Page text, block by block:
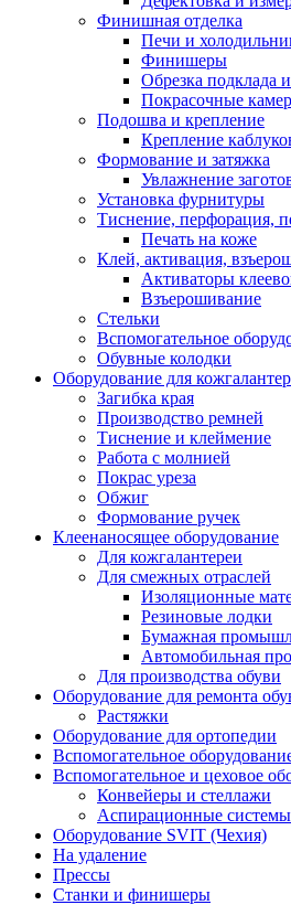
Финишная отделка
Печи и
Финишеры
Обрезка подклада
Покрасочные
Подошва и крепление
Крепление
Формование и затяжка
Увлажнение
Установка фурнитуры
Тиснение, перфорация,
Печать на коже
Клей, активация,
Активаторы
Взъерошивание
Стельки
Вспомогательное
Обувные колодки
Оборудование для
Загибка края
Производство ремней
Тиснение и клеймение
Работа с молнией
Покрас уреза
Обжиг
Формование ручек
Клеенаносящее оборудование
Для кожгалантереи
Для смежных отраслей
Изоляционные
Резиновые лодки
Бумажная
Автомобильная
Для производства обуви
Оборудование для ремонта
Растяжки
Оборудование для ортопедии
Вспомогательное
Вспомогательное и цеховое
Конвейеры и стеллажи
Аспирационные системы
Оборудование SVIT (Чехия)
На удаление
Прессы
Станки и финишеры